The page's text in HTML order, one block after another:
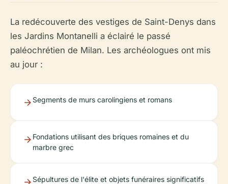
La redécouverte des vestiges de Saint-Denys dans
les Jardins Montanelli a éclairé le passé
paléochrétien de Milan. Les archéologues ont mis
au jour :
Segments de murs carolingiens et romans
Fondations utilisant des briques romaines et du
marbre grec
Sépultures de l'élite et objets funéraires significatifs